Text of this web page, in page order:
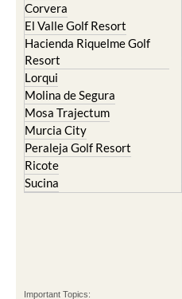
Corvera
El Valle Golf Resort
Hacienda Riquelme Golf
Resort
Lorqui
Molina de Segura
Mosa Trajectum
Murcia City
Peraleja Golf Resort
Ricote
Sucina
Important Topics: